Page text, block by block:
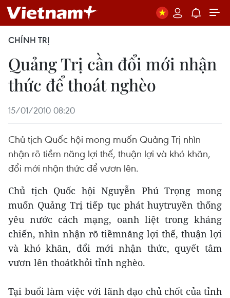
CHÍNH TRỊ
Quảng Trị cần đổi mới nhận
thức để thoát nghèo
15/01/2010 08:20
Chủ tịch Quốc hội mong muốn Quảng Trị nhìn
nhận rõ tiềm năng lợi thế, thuận lợi và khó khăn,
đổi mới nhận thức để vươn lên.
Chủ tịch Quốc hội Nguyễn Phú Trọng mong
muốn Quảng Trị tiếp tục phát huytruyền thống
yêu nước cách mạng, oanh liệt trong kháng
chiến, nhìn nhận rõ tiềmnăng lợi thế, thuận lợi
và khó khăn, đổi mới nhận thức, quyết tâm
vươn lên thoátkhỏi tỉnh nghèo.
Tại buổi làm việc với lãnh đạo chủ chốt của tỉnh